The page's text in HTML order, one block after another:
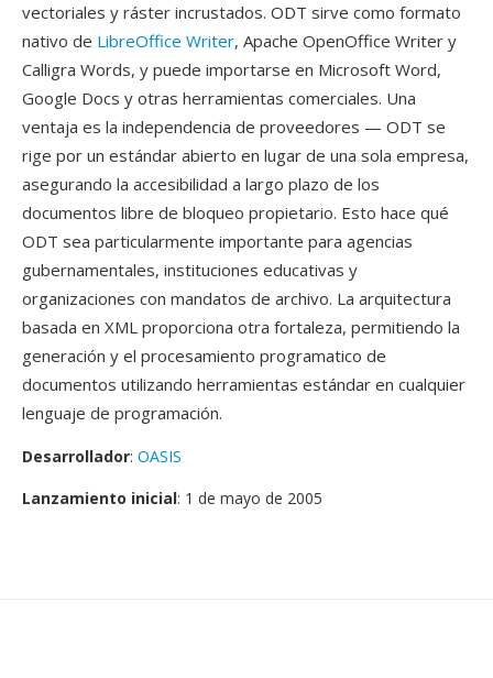
vectoriales y ráster incrustados. ODT sirve como formato
nativo de LibreOffice Writer, Apache OpenOffice Writer y
Calligra Words, y puede importarse en Microsoft Word,
Google Docs y otras herramientas comerciales. Una
ventaja es la independencia de proveedores — ODT se
rige por un estándar abierto en lugar de una sola empresa,
asegurando la accesibilidad a largo plazo de los
documentos libre de bloqueo propietario. Esto hace qué
ODT sea particularmente importante para agencias
gubernamentales, instituciones educativas y
organizaciones con mandatos de archivo. La arquitectura
basada en XML proporciona otra fortaleza, permitiendo la
generación y el procesamiento programatico de
documentos utilizando herramientas estándar en cualquier
lenguaje de programación.
Desarrollador: OASIS
Lanzamiento inicial: 1 de mayo de 2005